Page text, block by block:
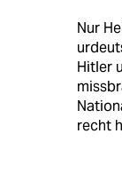
Nur
Hitler
recht